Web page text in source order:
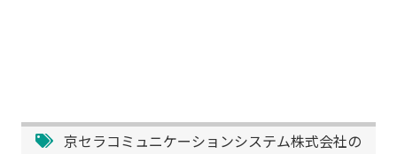
京セラコミュニケーションシステム株式会社の